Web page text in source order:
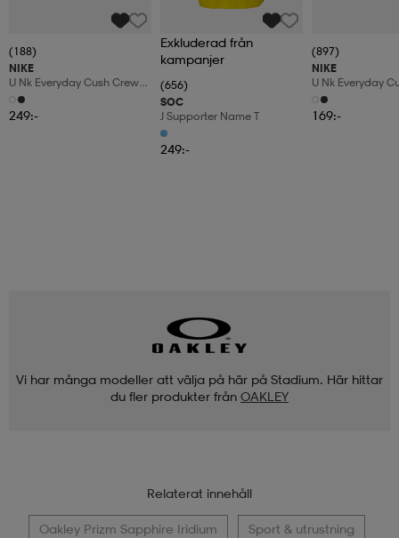
(188)
NIKE
U Nk Everyday Cush Crew
6pr-Bd
249:-
Exkluderad från
kampanjer
(656)
SOC
J Supporter Name T
249:-
(897)
NIKE
U Nk Everyday
3pr
169:-
Vi har många modeller att välja på här på Stadium. Här hittar
du fler produkter från OAKLEY
Relaterat innehåll
Oakley Prizm Sapphire Iridium Sport & utrustning